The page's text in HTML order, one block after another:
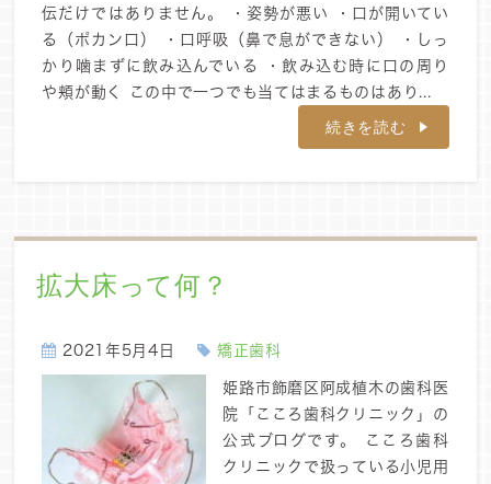
伝だけではありません。 ・姿勢が悪い ・口が開いてい
る（ポカン口） ・口呼吸（鼻で息ができない） ・しっ
かり噛まずに飲み込んでいる ・飲み込む時に口の周り
や頬が動く この中で一つでも当てはまるものはあり...
続きを読む
拡大床って何？
2021年5月4日 矯正歯科
姫路市飾磨区阿成植木の歯科医
院「こころ歯科クリニック」の
公式ブログです。 こころ歯科
クリニックで扱っている小児用